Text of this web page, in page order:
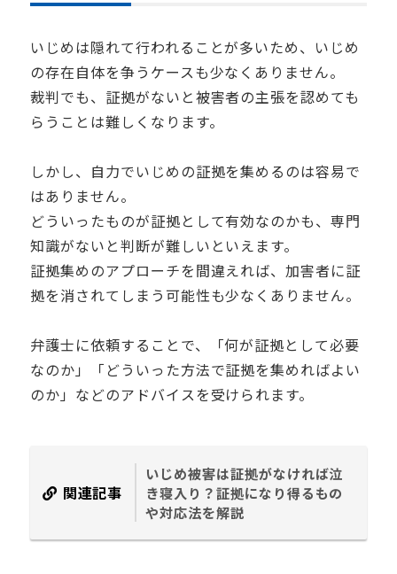
いじめは隠れて行われることが多いため、いじめ
の存在自体を争うケースも少なくありません。
裁判でも、証拠がないと被害者の主張を認めても
らうことは難しくなります。
しかし、自力でいじめの証拠を集めるのは容易で
はありません。
どういったものが証拠として有効なのかも、専門
知識がないと判断が難しいといえます。
証拠集めのアプローチを間違えれば、加害者に証
拠を消されてしまう可能性も少なくありません。
弁護士に依頼することで、「何が証拠として必要
なのか」「どういった方法で証拠を集めればよい
のか」などのアドバイスを受けられます。
関連記事
いじめ被害は証拠がなければ泣
き寝入り？証拠になり得るもの
や対応法を解説